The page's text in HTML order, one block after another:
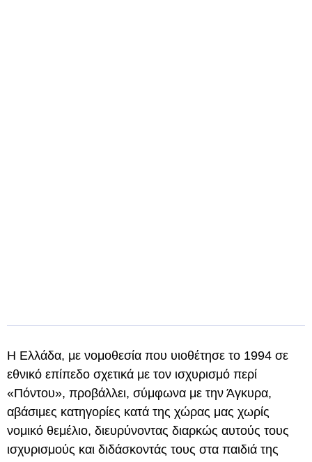
Η Ελλάδα, με νομοθεσία που υιοθέτησε το 1994 σε
εθνικό επίπεδο σχετικά με τον ισχυρισμό περί
«Πόντου», προβάλλει, σύμφωνα με την Άγκυρα,
αβάσιμες κατηγορίες κατά της χώρας μας χωρίς
νομικό θεμέλιο, διευρύνοντας διαρκώς αυτούς τους
ισχυρισμούς και διδάσκοντάς τους στα παιδιά της